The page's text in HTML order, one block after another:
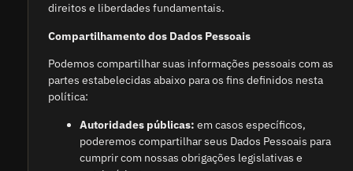
direitos e liberdades fundamentais.
Compartilhamento dos Dados Pessoais
Podemos compartilhar suas informações pessoais com as
partes estabelecidas abaixo para os fins definidos nesta
política:
Autoridades públicas: em casos específicos,
poderemos compartilhar seus Dados Pessoais para
cumprir com nossas obrigações legislativas e